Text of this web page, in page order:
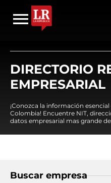
DIRECTORIO
EMPRESARIAL
¡Conozca la información
Colombia! Encuentre NIT,
datos empresarial mas grande
Buscar empresa